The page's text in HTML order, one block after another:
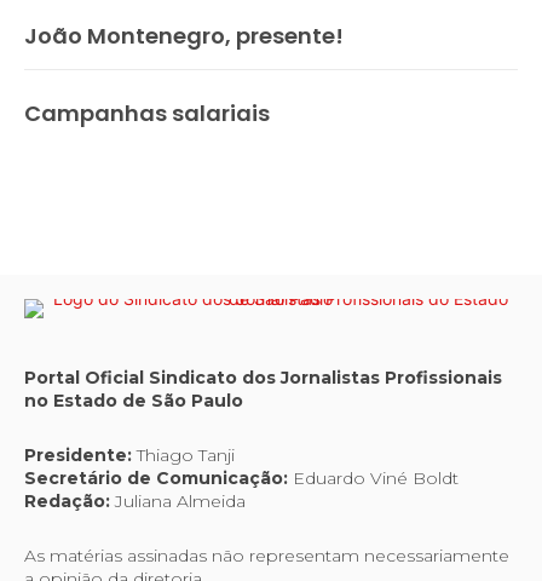
João Montenegro, presente!
Campanhas salariais
Portal Oficial Sindicato dos Jornalistas Profissionais
no Estado de São Paulo
Presidente:Thiago Tanji
Secretário de Comunicação: Eduardo Viné Boldt
Redação:Juliana Almeida
As matérias assinadas não representam necessariamente